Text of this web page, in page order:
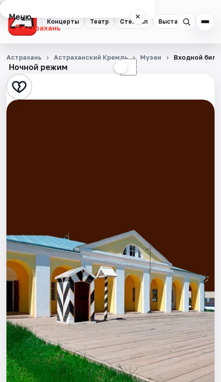
Концерты Театр Стендап Выставки
Меню ×
Астрахань
Концерты
Театр
Стендап
Города
Площадки
Артисты
Рейтинги
Ночной режим ☾
Астрахань Астраханский Кремль Музеи Входной